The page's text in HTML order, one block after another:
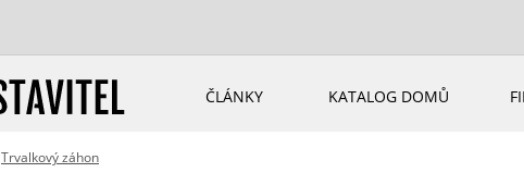
ČLÁNKY KATALOG DOMŮ
Trvalkový záhon